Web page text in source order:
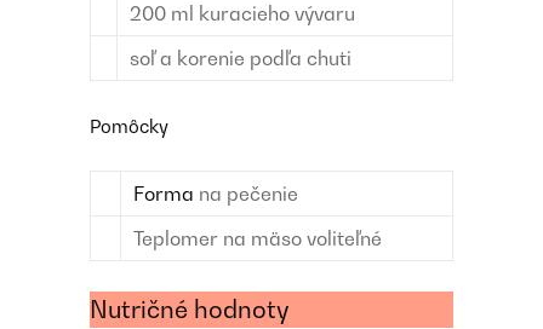
200 ml kuracieho vývaru
soľ a korenie podľa chuti
Pomôcky
Forma na pečenie
Teplomer na mäso voliteľné
Nutričné hodnoty